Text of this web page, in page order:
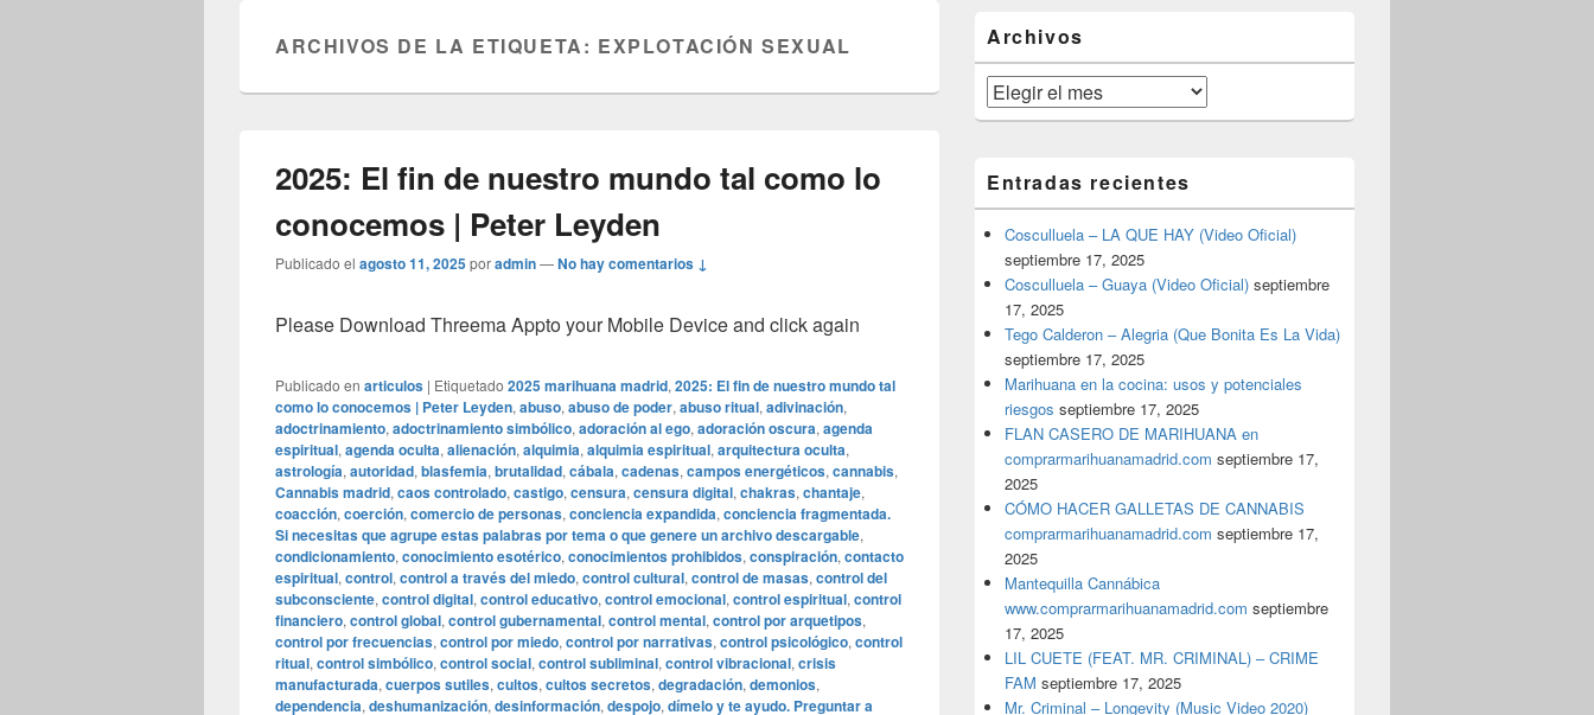
ARCHIVOS DE LA ETIQUETA: EXPLOTACIÓN SEXUAL
2025: El fin de nuestro mundo tal como lo
conocemos | Peter Leyden
Publicado el agosto 11, 2025poradmin—No hay comentarios ↓
Please Download Threema Appto your Mobile Device and click again
Publicado en articulos | Etiquetado 2025 marihuana madrid, 2025: El fin de nuestro mundo tal
como lo conocemos | Peter Leyden, abuso, abuso de poder, abuso ritual, adivinación,
adoctrinamiento, adoctrinamiento simbólico, adoración al ego, adoración oscura, agenda
espiritual, agenda oculta, alienación, alquimia, alquimia espiritual, arquitectura oculta,
astrología, autoridad, blasfemia, brutalidad, cábala, cadenas, campos energéticos, cannabis,
Cannabis madrid, caos controlado, castigo, censura, censura digital, chakras, chantaje,
coacción, coerción, comercio de personas, conciencia expandida, conciencia fragmentada.
Si necesitas que agrupe estas palabras por tema o que genere un archivo descargable,
condicionamiento, conocimiento esotérico, conocimientos prohibidos, conspiración, contacto
espiritual, control, control a través del miedo, control cultural, control de masas, control del
subconsciente, control digital, control educativo, control emocional, control espiritual, control
financiero, control global, control gubernamental, control mental, control por arquetipos,
control por frecuencias, control por miedo, control por narrativas, control psicológico, control
ritual, control simbólico, control social, control subliminal, control vibracional, crisis
manufacturada, cuerpos sutiles, cultos, cultos secretos, degradación, demonios,
dependencia, deshumanización, desinformación, despojo, dímelo y te ayudo. Preguntar a
lateral
primaria
Archivos
Archivos
Entradas recientes
Cosculluela – LA QUE HAY (Video Oficial)
septiembre 17, 2025
Cosculluela – Guaya (Video Oficial) septiembre
17, 2025
Tego Calderon – Alegria (Que Bonita Es La Vida)
septiembre 17, 2025
Marihuana en la cocina: usos y potenciales
riesgos septiembre 17, 2025
FLAN CASERO DE MARIHUANA en
comprarmarihuanamadrid.com septiembre 17,
2025
CÓMO HACER GALLETAS DE CANNABIS
comprarmarihuanamadrid.com septiembre 17,
2025
Mantequilla Cannábica
www.comprarmarihuanamadrid.com septiembre
17, 2025
LIL CUETE (FEAT. MR. CRIMINAL) – CRIME
FAM septiembre 17, 2025
Mr. Criminal – Longevity (Music Video 2020)